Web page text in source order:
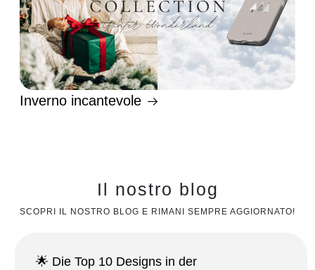
Inverno incantevole
Il nostro blog
SCOPRI IL NOSTRO BLOG E RIMANI SEMPRE AGGIORNATO!
🌟 Die Top 10 Designs in der